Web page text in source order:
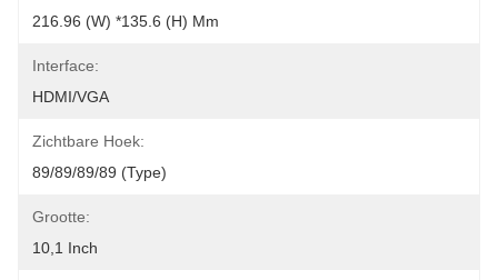
216.96 (W) *135.6 (H) Mm
Interface:
HDMI/VGA
Zichtbare Hoek:
89/89/89/89 (type)
Grootte:
10,1 Inch